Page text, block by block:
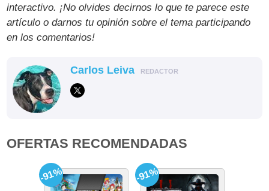
interactivo. ¡No olvides decirnos lo que te parece este
artículo o darnos tu opinión sobre el tema participando
en los comentarios!
Carlos Leiva REDACTOR
OFERTAS RECOMENDADAS
-91% -91%